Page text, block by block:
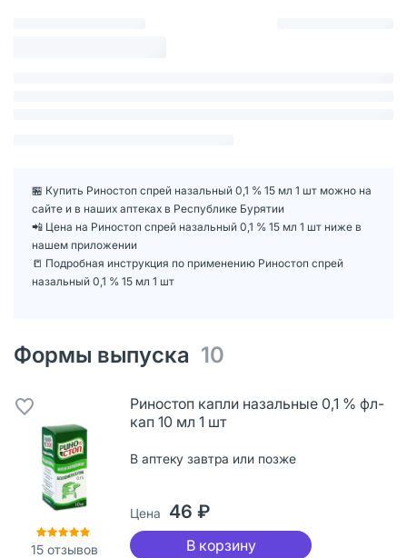
🏪 Купить Риностоп спрей назальный 0,1 % 15 мл 1 шт можно на
сайте и в наших аптеках в Республике Бурятии
📲 Цена на Риностоп спрей назальный 0,1 % 15 мл 1 шт ниже в
нашем приложении
📒 Подробная инструкция по применению Риностоп спрей
назальный 0,1 % 15 мл 1 шт
Формы выпуска 10
15 отзывов
Риностоп капли назальные 0,1 % фл-
кап 10 мл 1 шт
В аптеку завтра или позже
Цена 46 ₽
В корзину